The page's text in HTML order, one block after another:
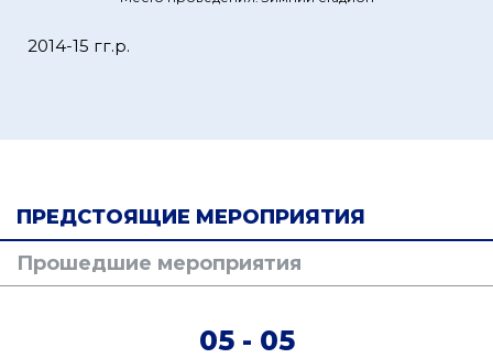
2014-15 гг.р.
ПРЕДСТОЯЩИЕ МЕРОПРИЯТИЯ
Прошедшие мероприятия
05 - 05